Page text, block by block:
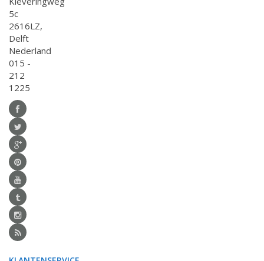
5c
2616LZ,
Delft
Nederland
015 -
212
1225